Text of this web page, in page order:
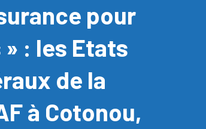
pour
» : les Etats
de la
à Cotonou,